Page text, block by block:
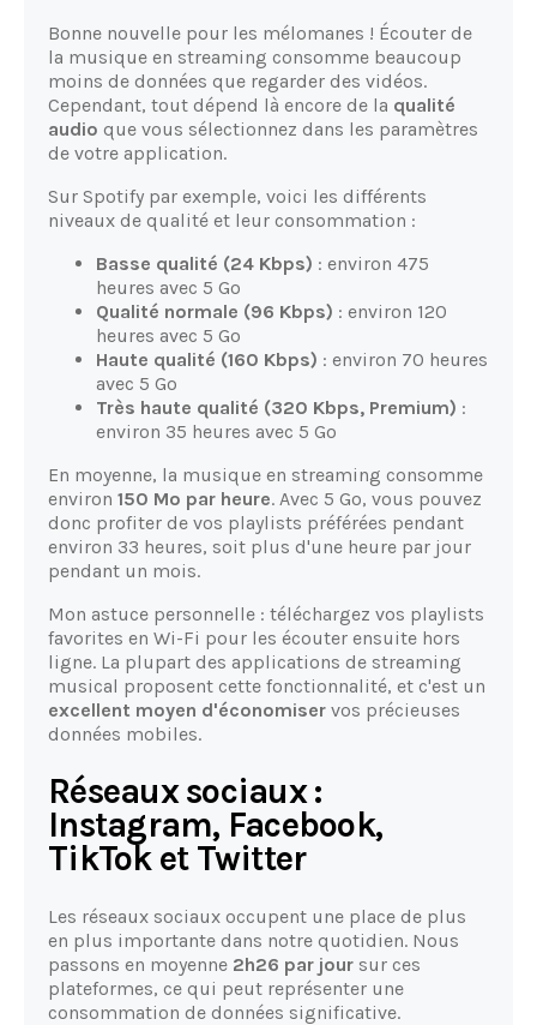
Bonne nouvelle pour les mélomanes ! Écouter de
la musique en streaming consomme beaucoup
moins de données que regarder des vidéos.
Cependant, tout dépend là encore de la qualité
audio que vous sélectionnez dans les paramètres
de votre application.
Sur Spotify par exemple, voici les différents
niveaux de qualité et leur consommation :
Basse qualité (24 Kbps) : environ 475
heures avec 5 Go
Qualité normale (96 Kbps) : environ 120
heures avec 5 Go
Haute qualité (160 Kbps) : environ 70 heures
avec 5 Go
Très haute qualité (320 Kbps, Premium) :
environ 35 heures avec 5 Go
En moyenne, la musique en streaming consomme
environ 150 Mo par heure. Avec 5 Go, vous pouvez
donc profiter de vos playlists préférées pendant
environ 33 heures, soit plus d'une heure par jour
pendant un mois.
Mon astuce personnelle : téléchargez vos playlists
favorites en Wi-Fi pour les écouter ensuite hors
ligne. La plupart des applications de streaming
musical proposent cette fonctionnalité, et c'est un
excellent moyen d'économiser vos précieuses
données mobiles.
Réseaux sociaux :
Instagram, Facebook,
TikTok et Twitter
Les réseaux sociaux occupent une place de plus
en plus importante dans notre quotidien. Nous
passons en moyenne 2h26 par jour sur ces
plateformes, ce qui peut représenter une
consommation de données significative.